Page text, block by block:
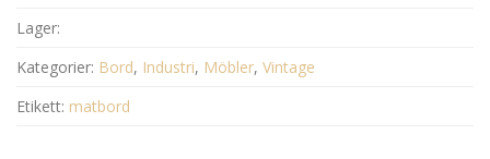
Lager:
Kategorier: Bord, Industri, Möbler, Vintage
Etikett: matbord